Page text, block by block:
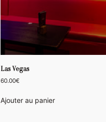
Las Vegas
60.00€
Ajouter au panier